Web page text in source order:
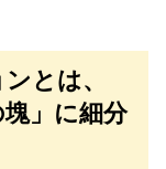
とは、
塊」に細分